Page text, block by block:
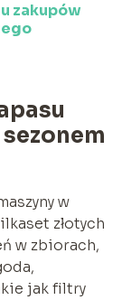
zakupów
w
złotych
w zbiorach,
jak filtry